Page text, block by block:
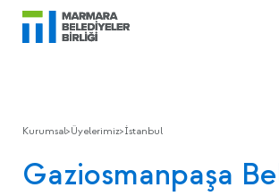
Kurumsal>Üyelerimiz>İstanbul
Gaziosmanpaşa